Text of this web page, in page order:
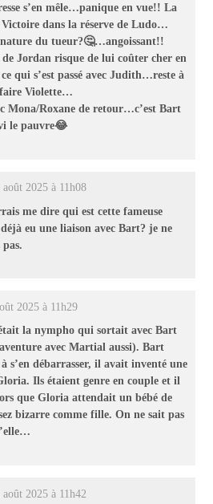
s’en mêle…panique en vue!! La
Victoire dans la réserve de Ludo…
du tueur?🤔…angoissant!!
Jordan risque de lui coûter cher en
qui s’est passé avec Judith…reste à
Violette…
Mona/Roxane de retour…c’est Bart
le pauvre😂
août 2025 à 11h08
me dire qui est cette fameuse
eu une liaison avec Bart? je ne
pas.
2025 à 11h29
la nympho qui sortait avec Bart
avec Martial aussi). Bart
s’en débarrasser, il avait inventé une
Ils étaient genre en couple et il
que Gloria attendait un bébé de
bizarre comme fille. On ne sait pas
août 2025 à 11h42